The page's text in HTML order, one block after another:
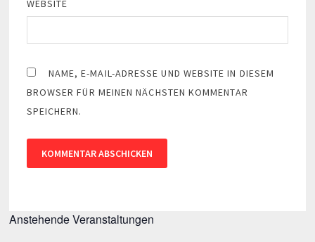
WEBSITE
NAME, E-MAIL-ADRESSE UND WEBSITE IN DIESEM
BROWSER FÜR MEINEN NÄCHSTEN KOMMENTAR
SPEICHERN.
Anstehende Veranstaltungen